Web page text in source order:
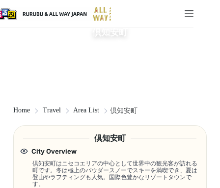
倶知安町
Home Travel Area List 倶知安町
倶知安町
City Overview
倶知安町はニセコエリアの中心として世界中の観光客が訪れる
町です。冬は極上のパウダースノーでスキーを満喫でき、夏は
登山やラフティングも人気。国際色豊かなリゾートタウンで
す。